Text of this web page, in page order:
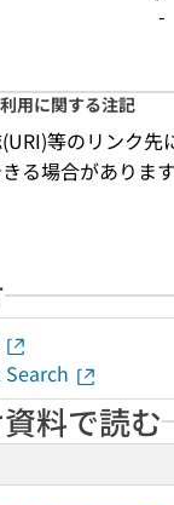
-
用に関する注記
等のリンク
る場合があります
料で読む